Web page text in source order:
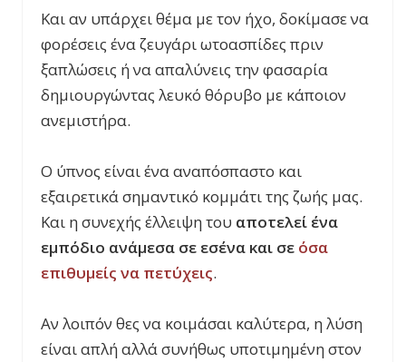
Και αν υπάρχει θέμα με τον ήχο, δοκίμασε να
φορέσεις ένα ζευγάρι ωτοασπίδες πριν
ξαπλώσεις ή να απαλύνεις την φασαρία
δημιουργώντας λευκό θόρυβο με κάποιον
ανεμιστήρα.
Ο ύπνος είναι ένα αναπόσπαστο και
εξαιρετικά σημαντικό κομμάτι της ζωής μας.
Και η συνεχής έλλειψη του αποτελεί ένα
εμπόδιο ανάμεσα σε εσένα και σε όσα
επιθυμείς να πετύχεις.
Αν λοιπόν θες να κοιμάσαι καλύτερα, η λύση
είναι απλή αλλά συνήθως υποτιμημένη στον